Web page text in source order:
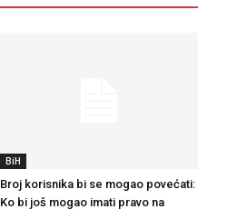
BiH
Broj korisnika bi se mogao povećati:
Ko bi još mogao imati pravo na